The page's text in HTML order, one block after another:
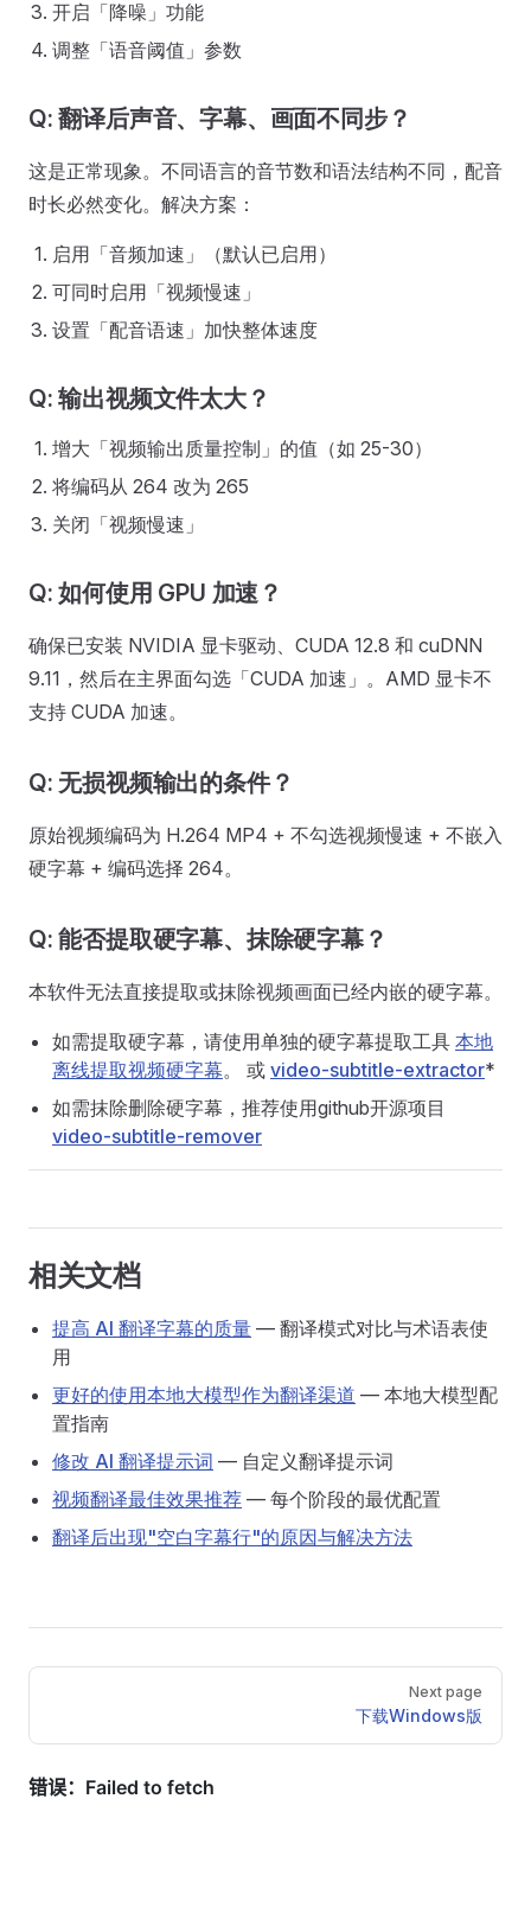
开启「降噪」功能
调整「语音阈值」参数
Q: 翻译后声音、字幕、画面不同步？
这是正常现象。不同语言的音节数和语法结构不同，配音
时长必然变化。解决方案：
启用「音频加速」（默认已启用）
可同时启用「视频慢速」
设置「配音语速」加快整体速度
Q: 输出视频文件太大？
增大「视频输出质量控制」的值（如 25-30）
将编码从 264 改为 265
关闭「视频慢速」
Q: 如何使用 GPU 加速？
确保已安装 NVIDIA 显卡驱动、CUDA 12.8 和 cuDNN
9.11，然后在主界面勾选「CUDA 加速」。AMD 显卡不
支持 CUDA 加速。
Q: 无损视频输出的条件？
原始视频编码为 H.264 MP4 + 不勾选视频慢速 + 不嵌入
硬字幕 + 编码选择 264。
Q: 能否提取硬字幕、抹除硬字幕？
本软件无法直接提取或抹除视频画面已经内嵌的硬字幕。
如需提取硬字幕，请使用单独的硬字幕提取工具 本地
离线提取视频硬字幕。 或 video-subtitle-extractor*
如需抹除删除硬字幕，推荐使用github开源项目
video-subtitle-remover
相关文档
提高 AI 翻译字幕的质量 — 翻译模式对比与术语表使
用
更好的使用本地大模型作为翻译渠道 — 本地大模型配
置指南
修改 AI 翻译提示词 — 自定义翻译提示词
视频翻译最佳效果推荐 — 每个阶段的最优配置
翻译后出现"空白字幕行"的原因与解决方法
Pager
Next page
下载Windows版